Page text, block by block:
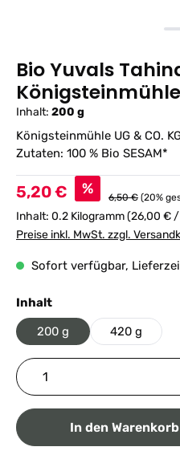
Bio Yuvals
Königsteinmühle
Inhalt: 200 g
Königsteinmühle UG & CO.
Zutaten: 100 % Bio SESAM*
Verkaufspreis:
5,20 € % Regulärer Preis:
6,50 € (20%
Inhalt: 0.2 Kilogramm(26,00 € /
Preise inkl. MwSt. zzgl.
Sofort verfügbar,
Inhaltauswählen
200 g 420 g
Produkt Anzahl: Gib
In den Warenkorb